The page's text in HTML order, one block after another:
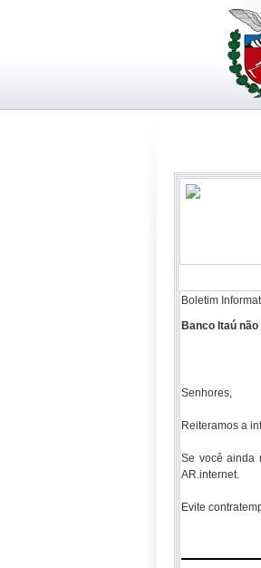
Boletim
Banco Itaú
Senhores,
Reiteramos a
Se você ainda
AR.internet.
Evite